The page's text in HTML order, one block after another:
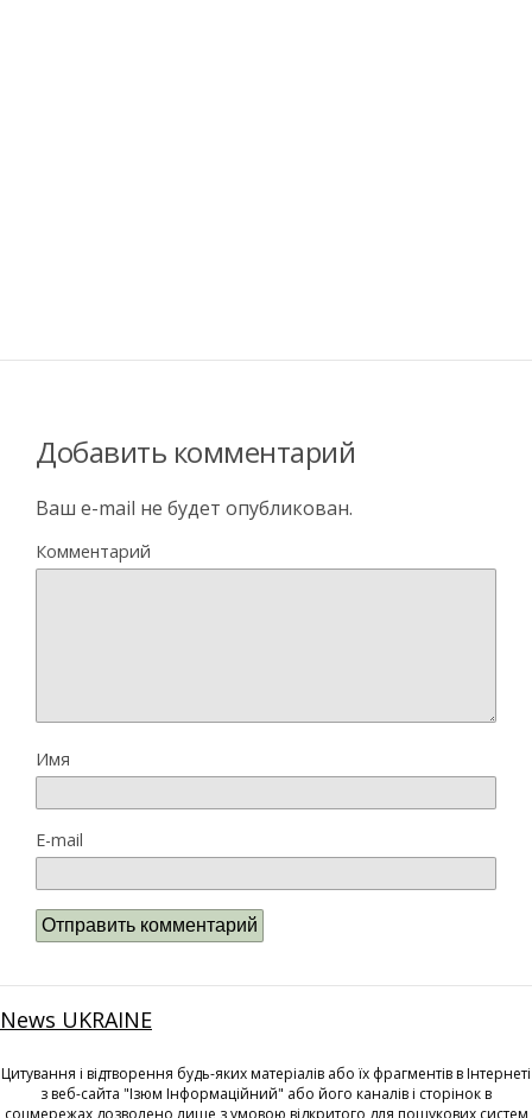
Добавить комментарий
Ваш e-mail не будет опубликован.
Комментарий
Имя
E-mail
News UKRAINE
Цитування і відтворення будь-яких матеріалів або їх фрагментів в Інтернеті
з веб-сайта "Ізюм Інформаційний" або його каналів і сторінок в
соцмережах дозволено лише з умовою відкритого для пошукових систем